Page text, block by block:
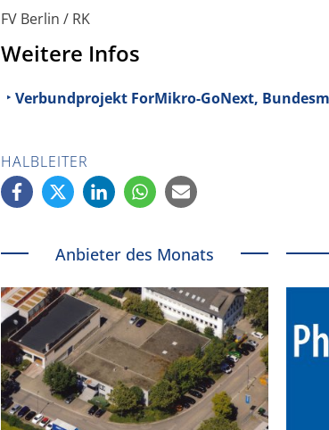
FV Berlin / RK
Weitere Infos
Verbundprojekt ForMikro-GoNext,
HALBLEITER
Anbieter des Monats